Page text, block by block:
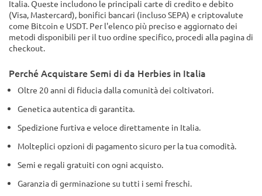
Italia. Queste includono le principali carte di credito e debito
(Visa, Mastercard), bonifici bancari (incluso SEPA) e criptovalute
come Bitcoin e USDT. Per l'elenco più preciso e aggiornato dei
metodi disponibili per il tuo ordine specifico, procedi alla pagina di
checkout.
Perché Acquistare Semi di da Herbies in Italia
Oltre 20 anni di fiducia dalla comunità dei coltivatori.
Genetica autentica di garantita.
Spedizione furtiva e veloce direttamente in Italia.
Molteplici opzioni di pagamento sicuro per la tua comodità.
Semi e regali gratuiti con ogni acquisto.
Garanzia di germinazione su tutti i semi freschi.